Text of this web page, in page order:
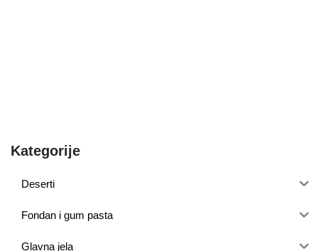
Kategorije
Deserti
Fondan i gum pasta
Glavna jela